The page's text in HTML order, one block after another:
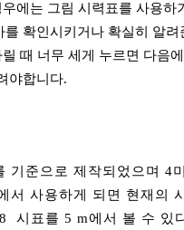
에는 그림 시력표를 사용
를 확인시키거나 확실히 알
때 너무 세게 누르면 다음
야합니다.
1 >
으로 제작되었으며 4미
사용하게 되면 현재의 시
를 5 m에서 볼 수 있다